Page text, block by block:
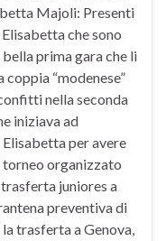
Majoli: Presenti
che sono
prima gara che li
“modenese”
nella seconda
iniziava ad
per avere
torneo organizzato
juniores a
preventiva di
trasferta a Genova,